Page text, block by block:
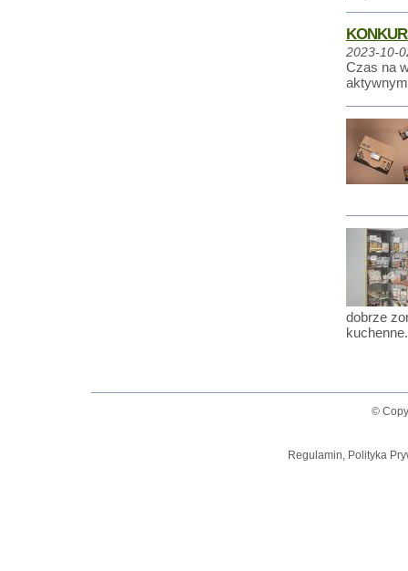
2023-10-
Czas na
dobrze
kuchenne.
©
Regulamin, Polityka